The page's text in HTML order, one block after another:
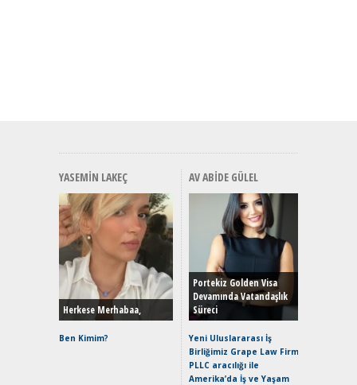
YASEMIN LAKEÇ
Herkese Merhabaa,
Ben Kimim?
AV ABIDE GÜLEL
Portekiz Golden Visa
Devamında Vatandaşlık
Süreci
Yeni Uluslararası İş
Birliğimiz Grape Law Firm
PLLC aracılığı ile
Amerika’da İş ve Yaşam